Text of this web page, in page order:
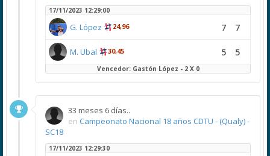
17/11/2023 12:29:00
G. López 24,96 7 7
M. Ubal 30,45 5 5
Vencedor: Gastón López - 2 X 0
33 meses 6 días..
en Campeonato Nacional 18 años CDTU - (Qualy) -
SC18
17/11/2023 12:29:30